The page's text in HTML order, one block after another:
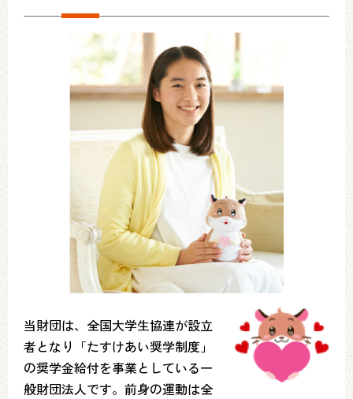
当財団は、全国大学生協連が設立
者となり「たすけあい奨学制度」
の奨学金給付を事業としている一
般財団法人です。前身の運動は全